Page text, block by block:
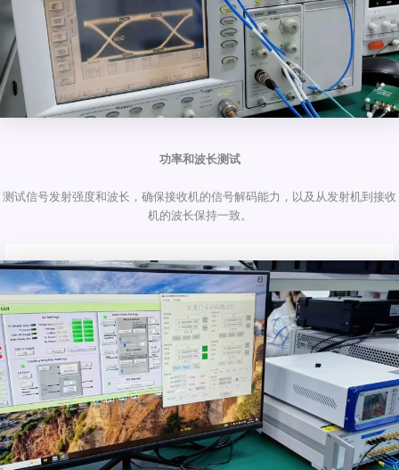
功率和波长测试
测试信号发射强度和波长，确保接收机的信号解码能力，以及从发射机到接收
机的波长保持一致。